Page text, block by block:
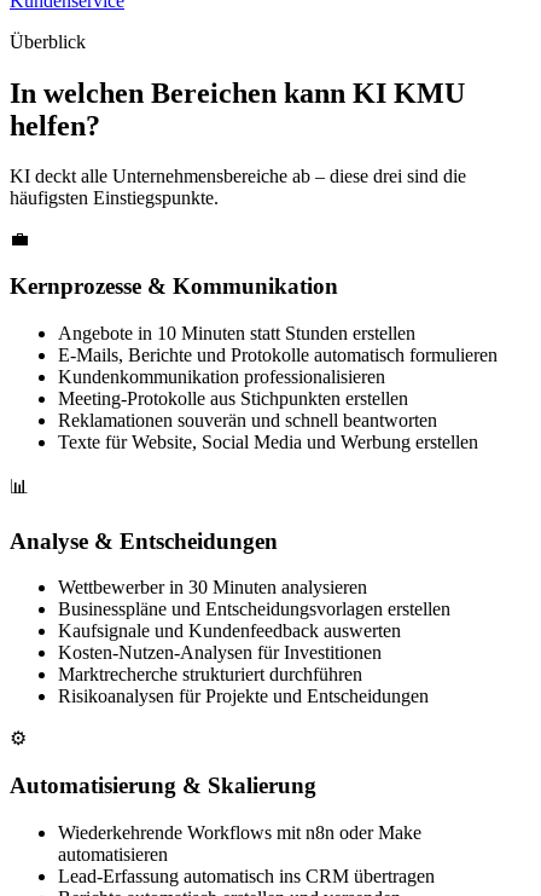
Überblick
In welchen Bereichen kann KI KMU
helfen?
KI deckt alle Unternehmensbereiche ab – diese drei sind die
häufigsten Einstiegspunkte.
💼
Kernprozesse & Kommunikation
Angebote in 10 Minuten statt Stunden erstellen
E-Mails, Berichte und Protokolle automatisch formulieren
Kundenkommunikation professionalisieren
Meeting-Protokolle aus Stichpunkten erstellen
Reklamationen souverän und schnell beantworten
Texte für Website, Social Media und Werbung erstellen
📊
Analyse & Entscheidungen
Wettbewerber in 30 Minuten analysieren
Businesspläne und Entscheidungsvorlagen erstellen
Kaufsignale und Kundenfeedback auswerten
Kosten-Nutzen-Analysen für Investitionen
Marktrecherche strukturiert durchführen
Risikoanalysen für Projekte und Entscheidungen
⚙️
Automatisierung & Skalierung
Wiederkehrende Workflows mit n8n oder Make
automatisieren
Lead-Erfassung automatisch ins CRM übertragen